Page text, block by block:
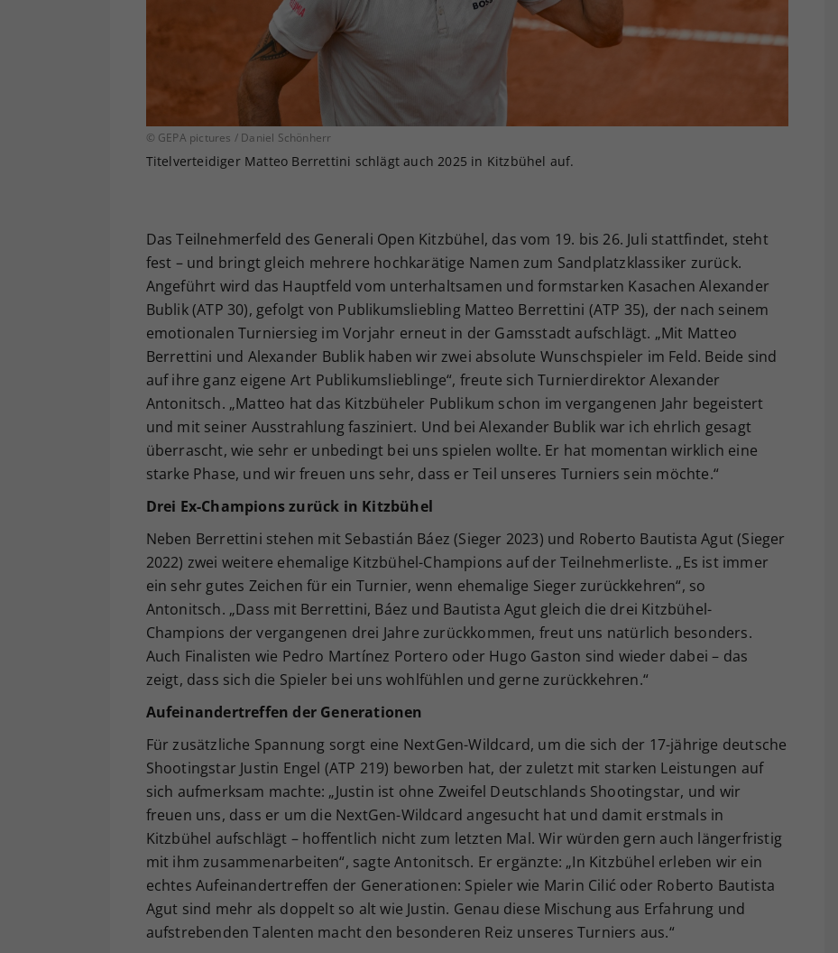
© GEPA pictures / Daniel Schönherr
Titelverteidiger Matteo Berrettini schlägt auch 2025 in Kitzbühel auf.
Das Teilnehmerfeld des Generali Open Kitzbühel, das vom 19. bis 26. Juli stattfindet, steht
fest – und bringt gleich mehrere hochkarätige Namen zum Sandplatzklassiker zurück.
Angeführt wird das Hauptfeld vom unterhaltsamen und formstarken Kasachen Alexander
Bublik (ATP 30), gefolgt von Publikumsliebling Matteo Berrettini (ATP 35), der nach seinem
emotionalen Turniersieg im Vorjahr erneut in der Gamsstadt aufschlägt. „Mit Matteo
Berrettini und Alexander Bublik haben wir zwei absolute Wunschspieler im Feld. Beide sind
auf ihre ganz eigene Art Publikumslieblinge“, freute sich Turnierdirektor Alexander
Antonitsch. „Matteo hat das Kitzbüheler Publikum schon im vergangenen Jahr begeistert
und mit seiner Ausstrahlung fasziniert. Und bei Alexander Bublik war ich ehrlich gesagt
überrascht, wie sehr er unbedingt bei uns spielen wollte. Er hat momentan wirklich eine
starke Phase, und wir freuen uns sehr, dass er Teil unseres Turniers sein möchte.“
Drei Ex-Champions zurück in Kitzbühel
Neben Berrettini stehen mit Sebastián Báez (Sieger 2023) und Roberto Bautista Agut (Sieger
2022) zwei weitere ehemalige Kitzbühel-Champions auf der Teilnehmerliste. „Es ist immer
ein sehr gutes Zeichen für ein Turnier, wenn ehemalige Sieger zurückkehren“, so
Antonitsch. „Dass mit Berrettini, Báez und Bautista Agut gleich die drei Kitzbühel-
Champions der vergangenen drei Jahre zurückkommen, freut uns natürlich besonders.
Auch Finalisten wie Pedro Martínez Portero oder Hugo Gaston sind wieder dabei – das
zeigt, dass sich die Spieler bei uns wohlfühlen und gerne zurückkehren.“
Aufeinandertreffen der Generationen
Für zusätzliche Spannung sorgt eine NextGen-Wildcard, um die sich der 17-jährige deutsche
Shootingstar Justin Engel (ATP 219) beworben hat, der zuletzt mit starken Leistungen auf
sich aufmerksam machte: „Justin ist ohne Zweifel Deutschlands Shootingstar, und wir
freuen uns, dass er um die NextGen-Wildcard angesucht hat und damit erstmals in
Kitzbühel aufschlägt – hoffentlich nicht zum letzten Mal. Wir würden gern auch längerfristig
mit ihm zusammenarbeiten“, sagte Antonitsch. Er ergänzte: „In Kitzbühel erleben wir ein
echtes Aufeinandertreffen der Generationen: Spieler wie Marin Cilić oder Roberto Bautista
Agut sind mehr als doppelt so alt wie Justin. Genau diese Mischung aus Erfahrung und
aufstrebenden Talenten macht den besonderen Reiz unseres Turniers aus.“
Ihrer vorgenommen Einstellungen, falls der
Webseiten-Betreiber dies eingestellt hat.